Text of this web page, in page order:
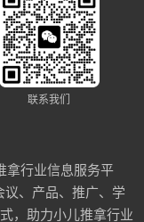
联系我们
拿行业信息服务平
议、产品、推广、学
，助力小儿推拿行业